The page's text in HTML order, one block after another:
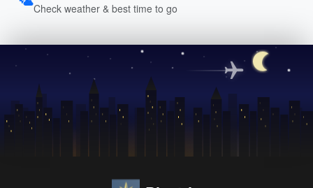
Check weather & best time to go